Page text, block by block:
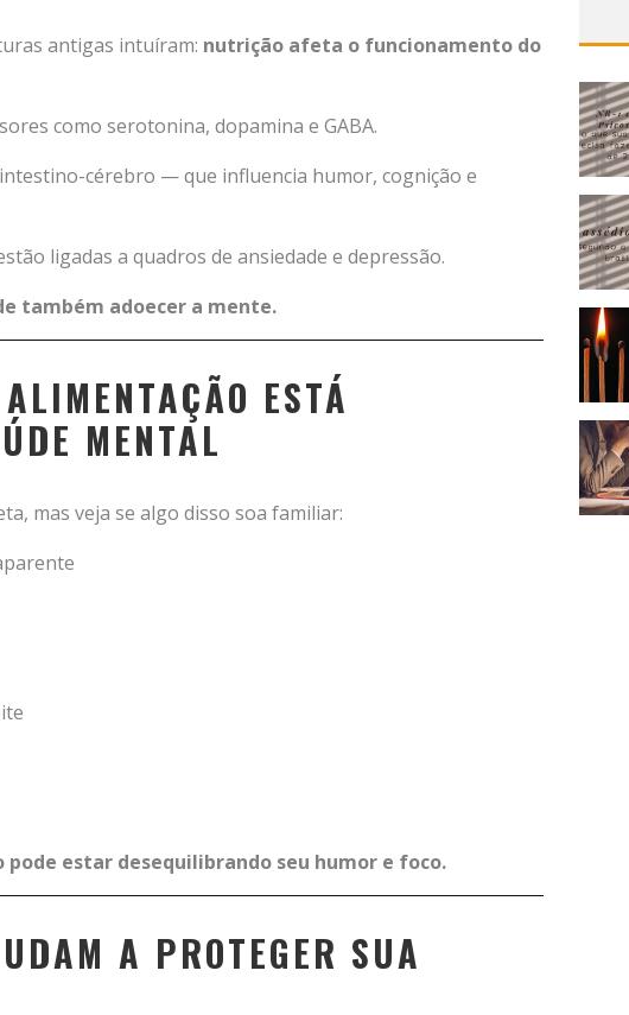
antigas intuíram: nutrição afeta o funcionamento do
como serotonina, dopamina e GABA.
cérebro — que influencia humor, cognição e
ligadas a quadros de ansiedade e depressão.
também adoecer a mente.
ESTÁ
MENTAL
mas veja se algo disso soa familiar:
estar desequilibrando seu humor e foco.
A PROTEGER SUA